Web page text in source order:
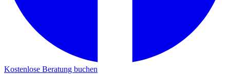
Kostenlose Beratung buchen